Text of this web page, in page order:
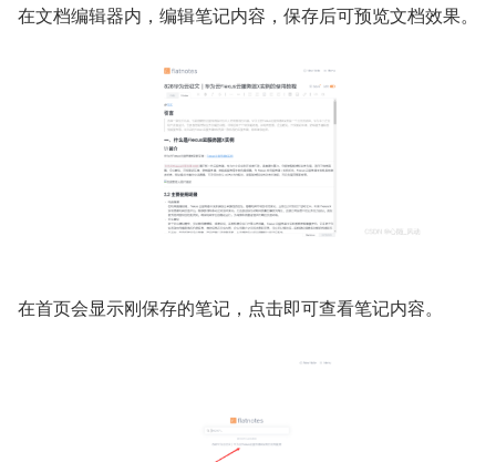
在文档编辑器内，编辑笔记内容，保存后可预览文档效果。
在首页会显示刚保存的笔记，点击即可查看笔记内容。